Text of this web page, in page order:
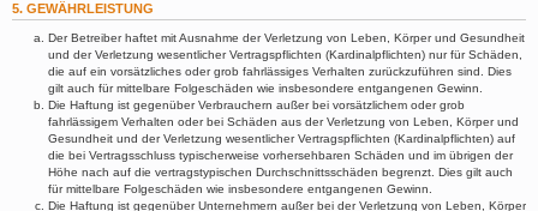
5. GEWÄHRLEISTUNG
Der Betreiber haftet mit Ausnahme der Verletzung von Leben, Körper und Gesundheit
und der Verletzung wesentlicher Vertragspflichten (Kardinalpflichten) nur für Schäden,
die auf ein vorsätzliches oder grob fahrlässiges Verhalten zurückzuführen sind. Dies
gilt auch für mittelbare Folgeschäden wie insbesondere entgangenen Gewinn.
Die Haftung ist gegenüber Verbrauchern außer bei vorsätzlichem oder grob
fahrlässigem Verhalten oder bei Schäden aus der Verletzung von Leben, Körper und
Gesundheit und der Verletzung wesentlicher Vertragspflichten (Kardinalpflichten) auf
die bei Vertragsschluss typischerweise vorhersehbaren Schäden und im übrigen der
Höhe nach auf die vertragstypischen Durchschnittsschäden begrenzt. Dies gilt auch
für mittelbare Folgeschäden wie insbesondere entgangenen Gewinn.
Die Haftung ist gegenüber Unternehmern außer bei der Verletzung von Leben, Körper